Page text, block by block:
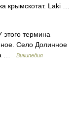
крымскотат. Laki …
термина
Село Долинное
…
Википедия